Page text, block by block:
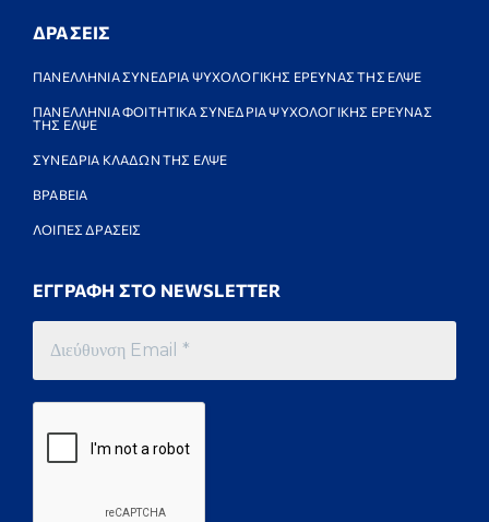
ΔΡΑΣΕΙΣ
ΠΑΝΕΛΛΗΝΙΑ ΣΥΝΕΔΡΙΑ ΨΥΧΟΛΟΓΙΚΗΣ ΕΡΕΥΝΑΣ ΤΗΣ ΕΛΨΕ
ΠΑΝΕΛΛΗΝΙΑ ΦΟΙΤΗΤΙΚΑ ΣΥΝΕΔΡΙΑ ΨΥΧΟΛΟΓΙΚΗΣ ΕΡΕΥΝΑΣ
ΤΗΣ ΕΛΨΕ
ΣΥΝΕΔΡΙΑ ΚΛΑΔΩΝ ΤΗΣ ΕΛΨΕ
ΒΡΑΒΕΙΑ
ΛΟΙΠΕΣ ΔΡΑΣΕΙΣ
ΕΓΓΡΑΦΗ ΣΤΟ NEWSLETTER